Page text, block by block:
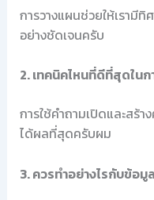
การวางแผนช่วยให้เรามีทิ
อย่างชัดเจนครับ
2. เทคนิคไหนที่ดีที่สุดใน
การใช้คำถามเปิดและสร้
ได้ผลที่สุดครับผม
3. ควรทำอย่างไรกับข้อมู